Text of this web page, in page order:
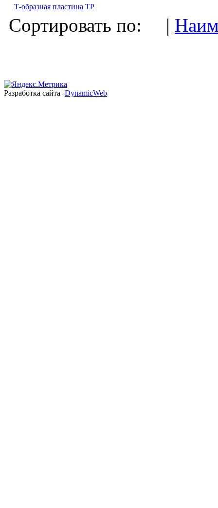
Т-образная пластина ТР
Сортировать по: |
Разработка сайта -DynamicWeb